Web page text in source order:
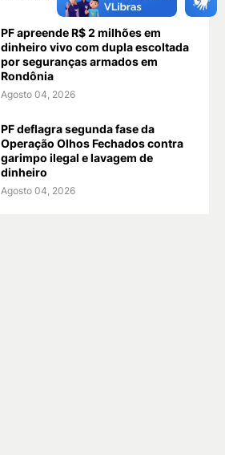
PF apreende R$ 2 milhões em
dinheiro vivo com dupla escoltada
por seguranças armados em
Rondônia
Agosto 04, 2026
PF deflagra segunda fase da
Operação Olhos Fechados contra
garimpo ilegal e lavagem de
dinheiro
Agosto 04, 2026